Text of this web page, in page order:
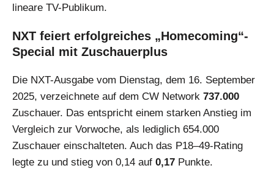
lineare TV-Publikum.
NXT feiert erfolgreiches „Homecoming“-
Special mit Zuschauerplus
Die NXT-Ausgabe vom Dienstag, dem 16. September
2025, verzeichnete auf dem CW Network 737.000
Zuschauer. Das entspricht einem starken Anstieg im
Vergleich zur Vorwoche, als lediglich 654.000
Zuschauer einschalteten. Auch das P18–49-Rating
legte zu und stieg von 0,14 auf 0,17 Punkte.